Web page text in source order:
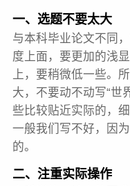
一、选题不要太大
与本科毕业论文不同
度上面，要更加的浅
上，要稍微低一些。
大，不要动不动写“世
些比较贴近实际的，
一般我们写不好，因
的。
二、注重实际操作